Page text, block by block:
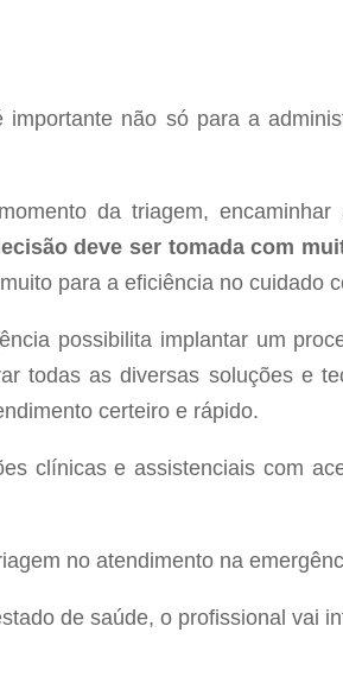
não só para a
da triagem,
deve ser tomada com
para a eficiência no cuidado
possibilita implantar um
todas as diversas soluções e
certeiro e rápido.
clínicas e assistenciais com
no atendimento na
de saúde, o profissional vai